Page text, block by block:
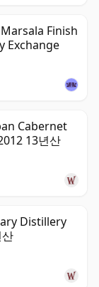
Finish
Exchange
Cabernet
13년산
Distillery